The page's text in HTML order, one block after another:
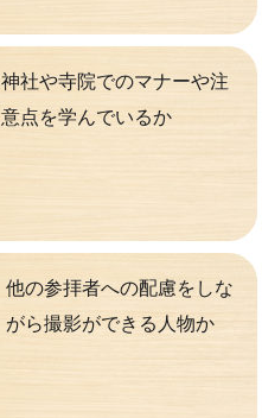
神社や寺院でのマナーや注
意点を学んでいるか
他の参拝者への配慮をしな
がら撮影ができる人物か